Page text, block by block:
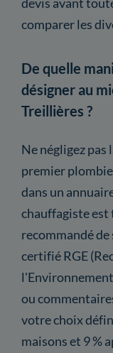
comparer les
De quelle
désigner au
Treillières ?
Ne négligez pas
premier
dans un
chauffagiste
recommandé
certifié RGE
ou
votre choix
maisons et 9 %